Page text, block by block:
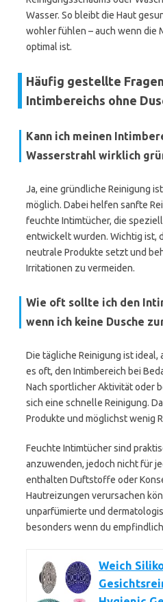
Wasser. So bleibt die Haut
wohler fühlen – auch wenn die
optimal ist.
Häufig gestellte
Intimbereichs ohne
Kann ich meinen
Wasserstrahl wirklich
Ja, eine gründliche Reinigung
möglich. Dabei helfen sanfte
feuchte Intimtücher, die
entwickelt wurden. Wichtig ist,
neutrale Produkte setzt und
Irritationen zu vermeiden.
Wie oft sollte ich den
wenn ich keine Dusche
Die tägliche Reinigung ist
es oft, den Intimbereich bei
Nach sportlicher Aktivität oder
sich eine schnelle Reinigung.
Produkte und möglichst wenig
Feuchte Intimtücher sind
anzuwenden, jedoch nicht für
enthalten Duftstoffe oder
Hautreizungen verursachen
unparfümierte und
besonders wenn du
Weich